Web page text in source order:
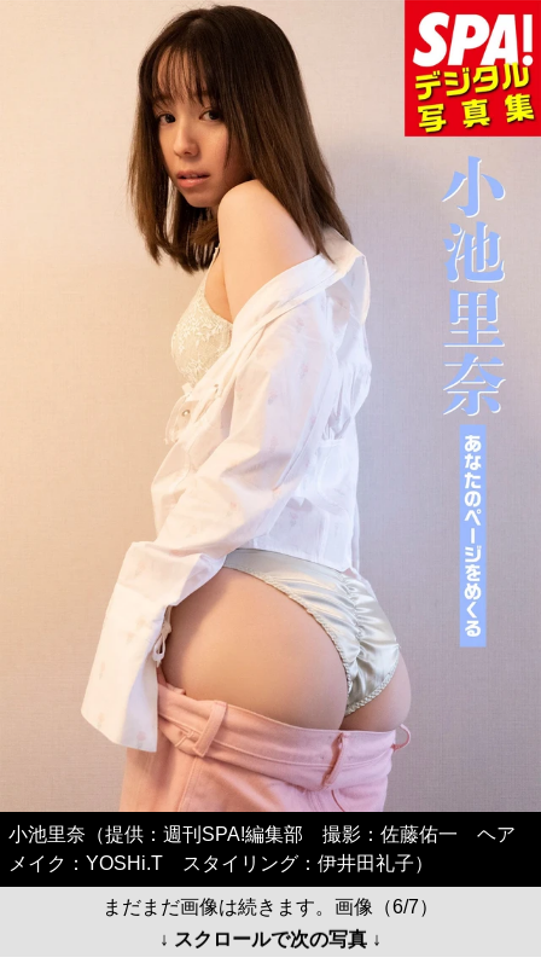
小池里奈（提供：週刊SPA!編集部 撮影：佐藤佑一 ヘア
メイク：YOSHi.T スタイリング：伊井田礼子）
まだまだ画像は続きます。画像（6/7）
↓ スクロールで次の写真 ↓